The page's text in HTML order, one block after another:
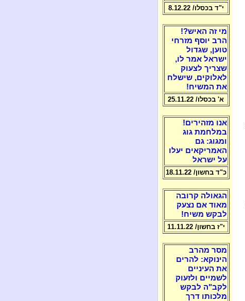
י"ד בכסלו/ 8.12.22
מי זה האיש?!
הרב יוסף מזרחי
טוען, שגדול
ישראל אמר לו,
שצריך לצעוק
לאלוקים, שישלח
את המשיח!
א' בכסלו/ 25.11.22
אנו מזהירים!
במלחמת גוג
ומגוג: גם
האמריקאים יעלו
על ישראל
כ"ד בחשון/ 18.11.22
הגאולה קרובה
מאוד אם נצעק
לבקש משיח!
י"ז בחשון/ 11.11.22
מסר מהרב
הינוקא: להרים
את העיניים
לשמיים ולזעוק
לקב"ה לבקש
מלכותו דרך